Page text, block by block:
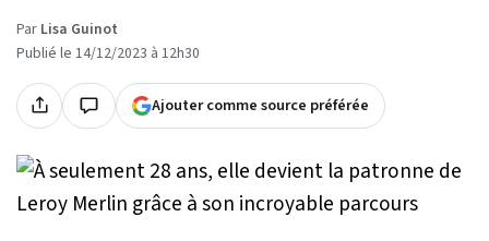
Par Lisa Guinot
Publié le 14/12/2023 à 12h30
Ajouter comme source préférée